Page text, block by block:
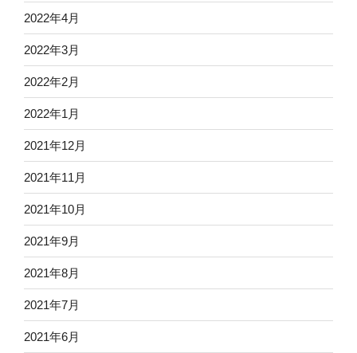
2022年4月
2022年3月
2022年2月
2022年1月
2021年12月
2021年11月
2021年10月
2021年9月
2021年8月
2021年7月
2021年6月